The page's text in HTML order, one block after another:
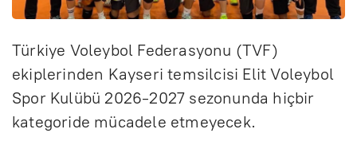
Türkiye Voleybol Federasyonu (TVF)
ekiplerinden Kayseri temsilcisi Elit Voleybol
Spor Kulübü 2026-2027 sezonunda hiçbir
kategoride mücadele etmeyecek.